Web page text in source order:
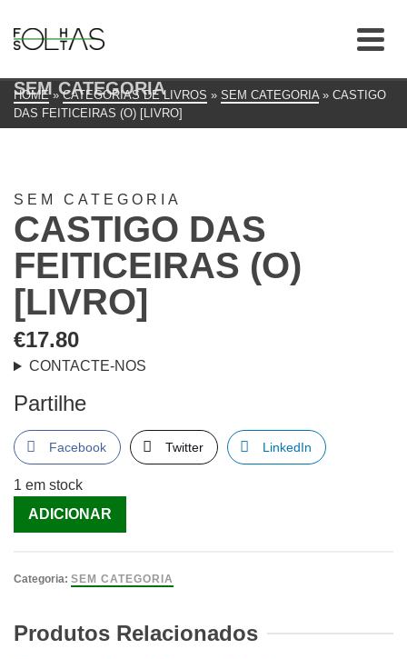
SEM CATEGORIA
HOME » CATEGORIAS DE LIVROS » SEM CATEGORIA » CASTIGO
DAS FEITICEIRAS (O) [LIVRO]
SEM CATEGORIA
CASTIGO DAS
FEITICEIRAS (O)
[LIVRO]
€17.80
CONTACTE-NOS
Partilhe
Facebook Twitter LinkedIn
1 em stock
Quantidade
de
DAS
[Livro]
ADICIONAR
Categoria: SEM CATEGORIA
Produtos Relacionados